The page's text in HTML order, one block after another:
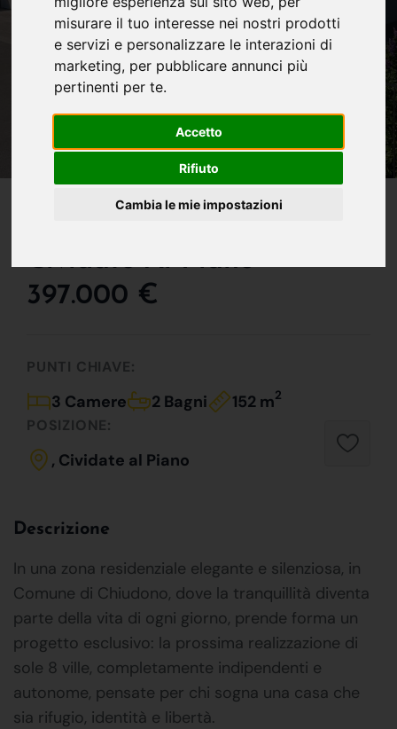
misurare il tuo interesse nei nostri prodotti
e servizi e personalizzare le interazioni di
marketing, per pubblicare annunci più
pertinenti per te.
Accetto
Rifiuto
Cambia le mie impostazioni
Cividate Al Piano
397.000 €
PUNTI CHIAVE:
3 Camere 2 Bagni 152 m2
POSIZIONE:
, Cividate al Piano
Descrizione
In una zona residenziale elegante e silenziosa, in
Comune di Chiudono, dove la tranquillità diventa
parte della vita di ogni giorno, prende forma un
progetto esclusivo: la prossima realizzazione di
sole 8 ville, completamente indipendenti e
autonome, pensate per chi sogna una casa che
sia rifugio, identità e libertà.